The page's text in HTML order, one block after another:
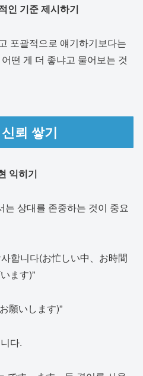
인 기준 제시하기
포괄적으로 얘기하기보다는
떤 게 더 좋냐고 물어보는 것
뢰 쌓기
익히기
상대를 존중하는 것이 중요
합니다(お忙しい中、お時間
ます)”
願いします)”
다.